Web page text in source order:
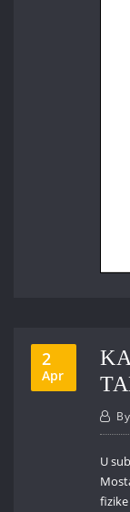
2
Apr
By
U